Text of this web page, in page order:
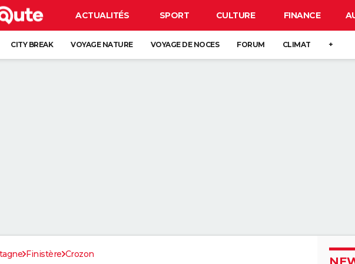
ACTUALITÉS SPORT CULTURE FINANCE
CITY BREAK VOYAGE NATURE VOYAGE DE NOCES FORUM CLIMAT +
Finistère Crozon